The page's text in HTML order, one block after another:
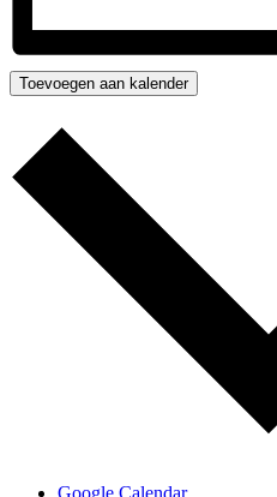
Toevoegen aan kalender
Google Calendar